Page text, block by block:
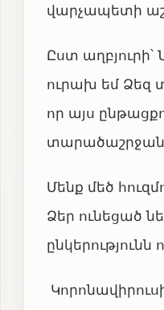
վարչապետի
Ըստ աղբյուրի՝
ուրախ եմ Ձեզ
որ այս
Մենք մեծ
Ձեր ունեցած